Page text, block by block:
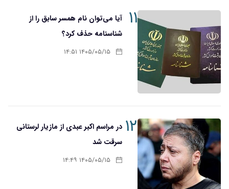
۱۱
آیا می‌توان نام همسر سابق را از
شناسنامه حذف کرد؟
۱۴۰۵/۰۵/۱۵ ۱۴:۵۱
۱۲ در مراسم اکبر عبدی از مازیار لرستانی
سرقت شد
۱۴۰۵/۰۵/۱۵ ۱۴:۴۹